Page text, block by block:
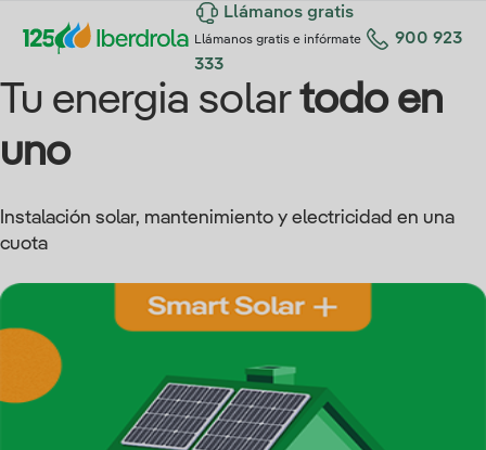
Llámanos gratis
Llámanos gratis e infórmate
900 923
333
Tu energia solartodo en
uno
Instalación solar, mantenimiento y electricidad en una
cuota